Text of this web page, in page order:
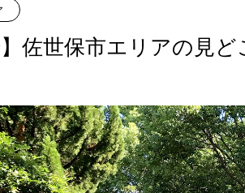
】佐世保市エリアの見